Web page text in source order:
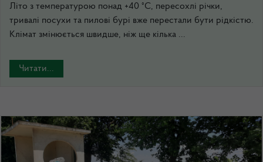
Літо з температурою понад +40 °C, пересохлі річки,
тривалі посухи та пилові бурі вже перестали бути рідкістю.
Клімат змінюється швидше, ніж ще кілька ...
Читати...